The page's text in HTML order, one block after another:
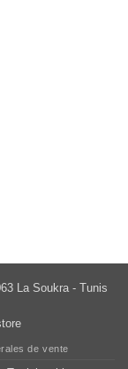
La Soukra - Tunis
de vente